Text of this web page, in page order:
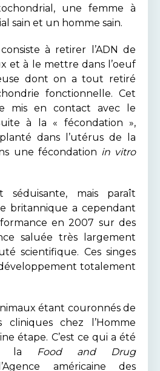
une femme à
sain et un homme sain.
à retirer l’ADN de
et à le mettre dans l’oeuf
dont on a tout retiré
fonctionnelle. Cet
mis en contact avec le
à la « fécondation »,
dans l’utérus de la
une fécondation in vitro
séduisante, mais paraît
britannique a cependant
en 2007 sur des
saluée très largement
scientifique. Ces singes
totalement
étant couronnés de
cliniques chez l’Homme
étape. C’est ce qui a été
la
Food and Drug
américaine des